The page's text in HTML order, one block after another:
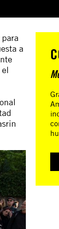
a